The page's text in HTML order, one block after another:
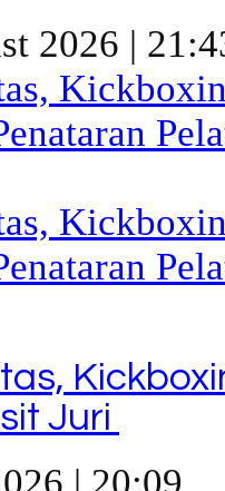
2026 |
Juri